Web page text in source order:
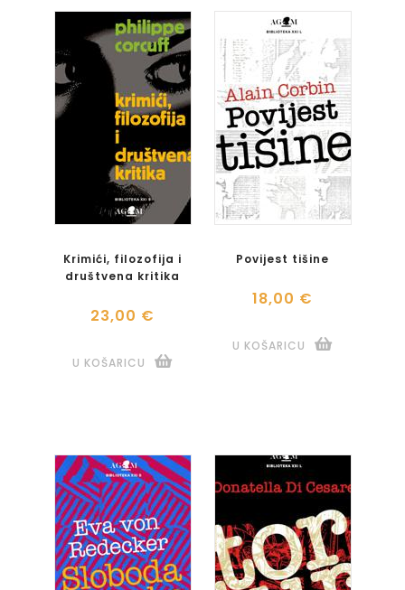
Krimići, filozofija i
društvena kritika
23,00 €
U KOŠARICU
Povijest tišine
18,00 €
U KOŠARICU